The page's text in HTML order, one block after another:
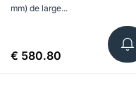
mm) de large...
€ 580.80